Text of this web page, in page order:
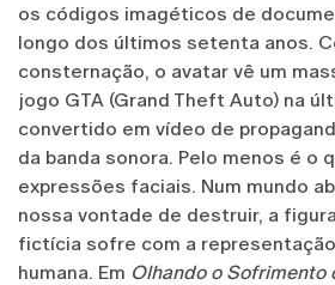
os códigos imagéticos de
longo dos últimos setenta anos.
consternação, o avatar vê um
jogo GTA (Grand Theft Auto) na
convertido em vídeo de
da banda sonora. Pelo menos é o
expressões faciais. Num mundo
nossa vontade de destruir, a
fictícia sofre com a
humana. Em Olhando o Sofrimento